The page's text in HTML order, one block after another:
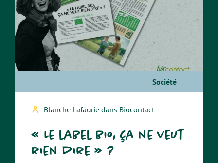
Société
Blanche Lafaurie dans Biocontact
« Le label bio, ça ne veut
rien dire » ?